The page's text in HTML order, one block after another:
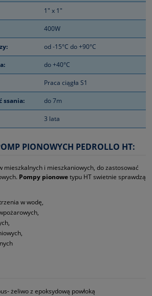
1" x 1"
400W
od -15°C do +90°C
do +40°C
Praca ciągła S1
ssania: do 7m
3 lata
PIONOWYCH PEDROLLO HT:
mieszkalnych i mieszkaniowych, do zastosować
Pompy pionowetypu HT swietnie sprawdzą
w wodę,
żeliwo z epoksydową powłoką